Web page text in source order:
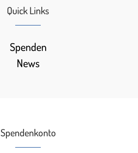
Quick Links
Spenden
News
Spendenkonto